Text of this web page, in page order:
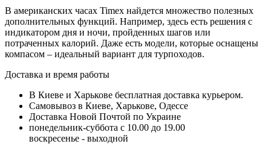
В американских часах Timex найдется множество полезных
дополнительных функций. Например, здесь есть решения с
индикатором дня и ночи, пройденных шагов или
потраченных калорий. Даже есть модели, которые оснащены
компасом – идеальный вариант для турпоходов.
Доставка и время работы
В Киеве и Харькове бесплатная доставка курьером.
Самовывоз в Киеве, Харькове, Одессе
Доставка Новой Почтой по Украине
понедельник-суббота с 10.00 до 19.00
воскресенье - выходной